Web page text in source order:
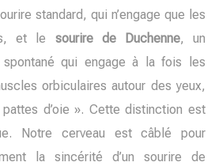
standard, qui n’engage que les
et le sourire de Duchenne, un
spontané qui engage à la fois les
orbiculaires autour des yeux,
d’oie ». Cette distinction est
Notre cerveau est câblé pour
la sincérité d’un sourire de